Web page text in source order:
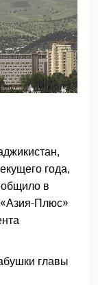
года,
в
«Азия-Плюс»
главы